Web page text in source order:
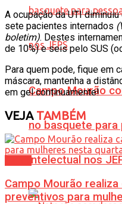
Campo Mourão
no basquete
intelectual nos
A ocupação da UTI
sete pacientes internados
boletim). Destes
de 10%) e seis pelo SUS
Para quem pode, fique em
máscara, mantenha a
em gel continuamente!
VEJATAMBÉM
Campo Mourão
preventivos para